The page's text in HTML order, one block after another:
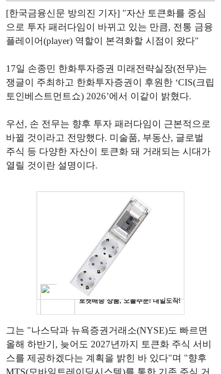
[한국금융신문 방의진 기자] "자산 토큰화를 중심
으로 투자 패러다임이 바뀌고 있는 만큼, 전통 금융
플레이어(player) 역할이 본격화할 시점이 왔다"
17일 손종민 한화투자증권 미래전략실장(전무)는
쟁글이 주최하고 한화투자증권이 후원한 ‘CIS(크립
토인베스트먼트쇼) 2026’에서 이같이 밝혔다.
우선, 손 전무는 향후 투자 패러다임이 근본적으로
바뀔 것이라고 전망했다. 미술품, 부동산, 글로벌
주식 등 다양한 자산이 토큰화 돼 거래되는 시대가
열릴 것이란 설명이다.
그는 "나스닥과 뉴욕증권거래소(NYSE)도 빠르면
올해 하반기, 늦어도 2027년까지 토큰화 주식 서비
스를 제공하겠다는 계획을 밝힌 바 있다"며 "향후
MTS(모바일트레이딩시스템)를 통한 기존 주식 거